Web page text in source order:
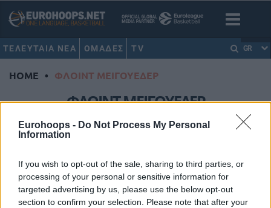
Eurohoops - Do Not Process My Personal
Information
If you wish to opt-out of the sale, sharing to third parties, or
processing of your personal or sensitive information for
targeted advertising by us, please use the below opt-out
section to confirm your selection. Please note that after your
ΤΕΛΕΥΤΑΙΑ ΝΕΑ ΟΜΑΔΕΣ TV GR
HOME • ΦΛΟΙΝΤ ΜΕΙΓΟΥΕΔΕΡ
ΦΛΟΙΝΤ ΜΕΙΓΟΥΕΔΕΡ
σκλαβωμένο ακολουθεί το
πλήθος”
27/OCT/21 01:11